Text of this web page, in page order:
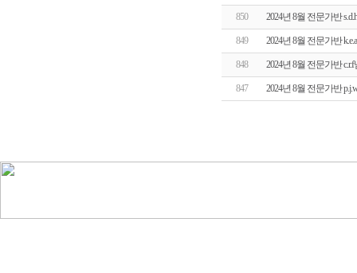
850 2024년 8월 전문가반
849 2024년 8월 전문가반
848 2024년 8월 전문가반
847 2024년 8월 전문가반